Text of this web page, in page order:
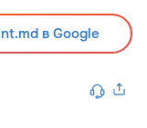
в Google